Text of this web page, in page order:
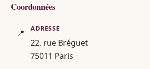
Coordonnées
📍 ADRESSE
22, rue Bréguet
75011 Paris